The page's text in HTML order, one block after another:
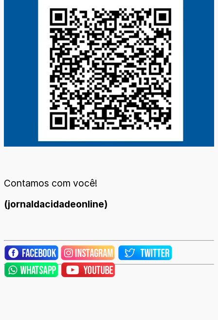
Contamos com você!
(jornaldacidadeonline)